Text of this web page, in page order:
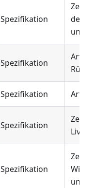
Spezifikation
Zeigt
den
Spezifikation
Art
Spezifikation Art
Spezifikation
Zeigt
Live
Spezifikation
Zeigt
Wide